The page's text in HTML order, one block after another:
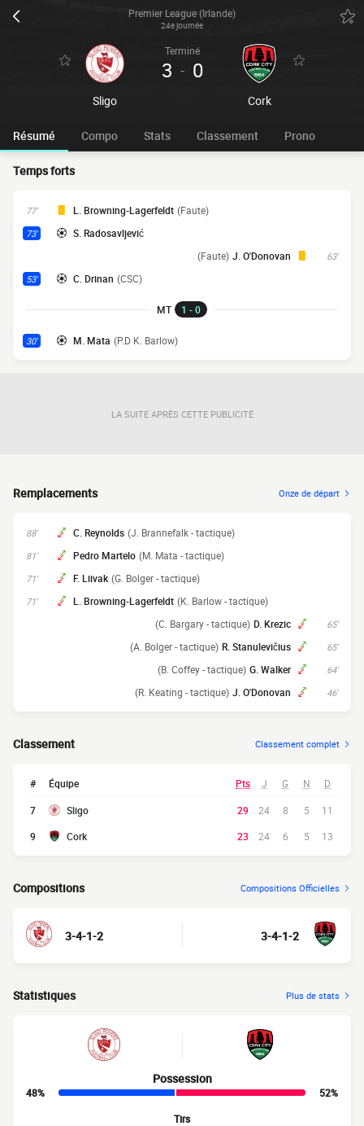
Premier League (Irlande)
24e journée
Sligo
Terminé
3 - 0
Cork
Résumé Compo Stats Classement Prono
Temps forts
77' L. Browning-Lagerfeldt (Faute)
73' S. Radosavljević
63'
J. O'Donovan
(Faute)
53' C. Drinan (CSC)
MT 1 - 0
30' M. Mata (P.D K. Barlow)
LA SUITE APRÈS CETTE PUBLICITÉ
Remplacements Onze de départ
88' C. Reynolds (J. Brannefalk - tactique)
81' Pedro Martelo (M. Mata - tactique)
71' F. Liivak (G. Bolger - tactique)
71' L. Browning-Lagerfeldt (K. Barlow - tactique)
65'
D. Krezic
(C. Bargary - tactique)
65'
R. Stanulevičius
(A. Bolger - tactique)
64'
G. Walker
(B. Coffey - tactique)
46'
J. O'Donovan
(R. Keating - tactique)
Classement Classement complet
# Équipe Pts J G N D
7 Sligo 29 24 8 5
11
9
Cork 23 24 6 5 13
Compositions Compositions Officielles
3-4-1-2 3-4-1-2
Statistiques Plus de stats
Possession
48%
52%
Tirs